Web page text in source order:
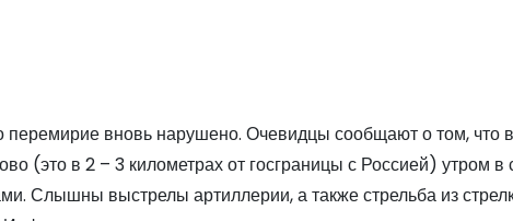
вновь нарушено. Очевидцы сообщают о том, что в
(это в 2 – 3 километрах от госграницы с Россией) утром в
Слышны выстрелы артиллерии, а также стрельба из